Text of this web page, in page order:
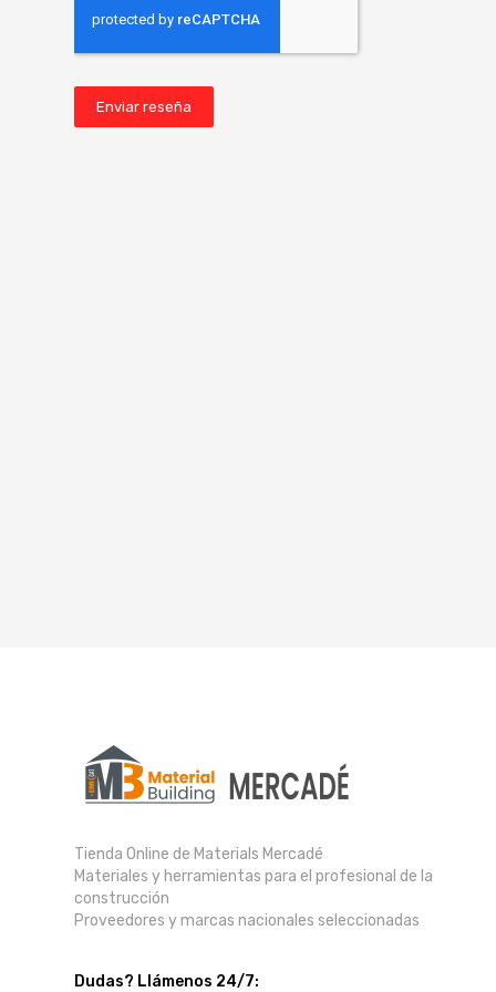
Enviar reseña
Tienda Online de Materials Mercadé
Materiales y herramientas para el profesional de la
construcción
Proveedores y marcas nacionales seleccionadas
Dudas? Llámenos 24/7: